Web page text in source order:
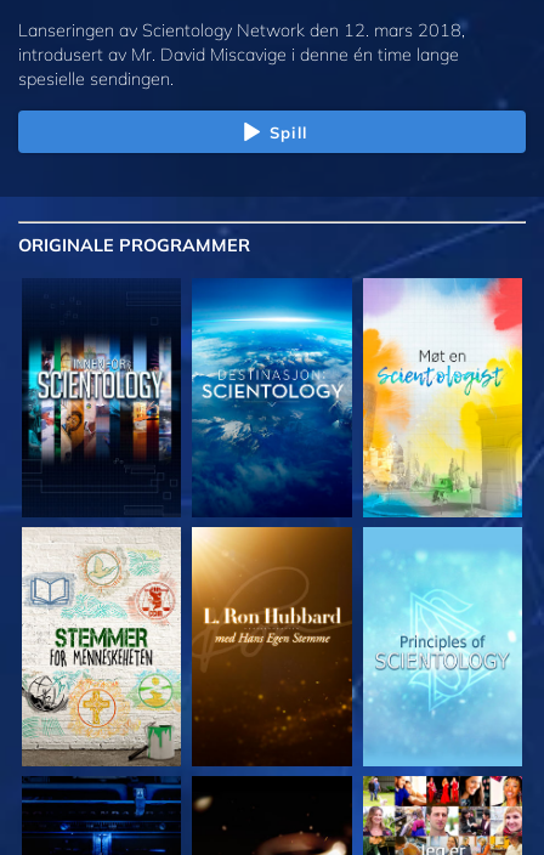
Lanseringen av Scientology Network den 12. mars 2018,
introdusert av Mr. David Miscavige i denne én time lange
spesielle sendingen.
Spill
ORIGINALE PROGRAMMER
UTFORSK SERIEN UTFORSK SERIEN UTFORSK SERIEN